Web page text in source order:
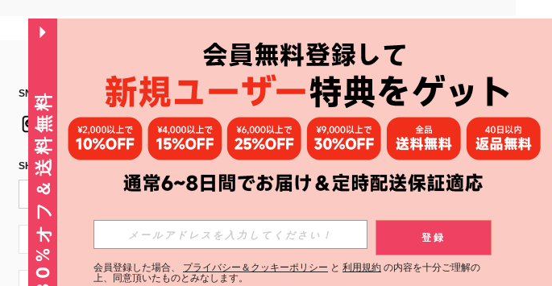
SNSフォローはこちら： アプリ
SHEIN STYLE NEWSを購読する
購読
JP + 81 登録する
30%オフ＆送料無料 登録
会員登録した場合、 プライバシー＆クッキーポリシー と 利用規約 の内容を十分ご理解の
上、同意頂いたものとみなします。